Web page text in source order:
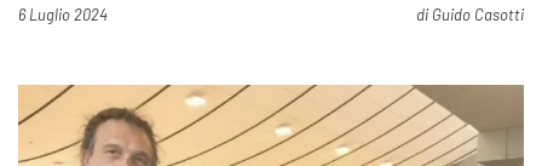
Pubblicato il
6 Luglio 2024 di Guido Casotti